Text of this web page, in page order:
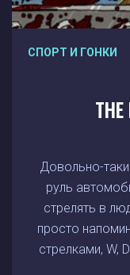
СПОРТ И ГОНКИ
THE
Довольно-
руль
стрелять в
просто
стрелками, W,